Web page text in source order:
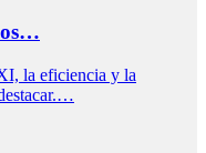
la eficiencia y la